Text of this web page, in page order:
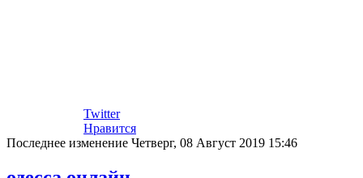
Twitter
Нравится
Последнее изменение Четверг, 08 Август 2019 15:46